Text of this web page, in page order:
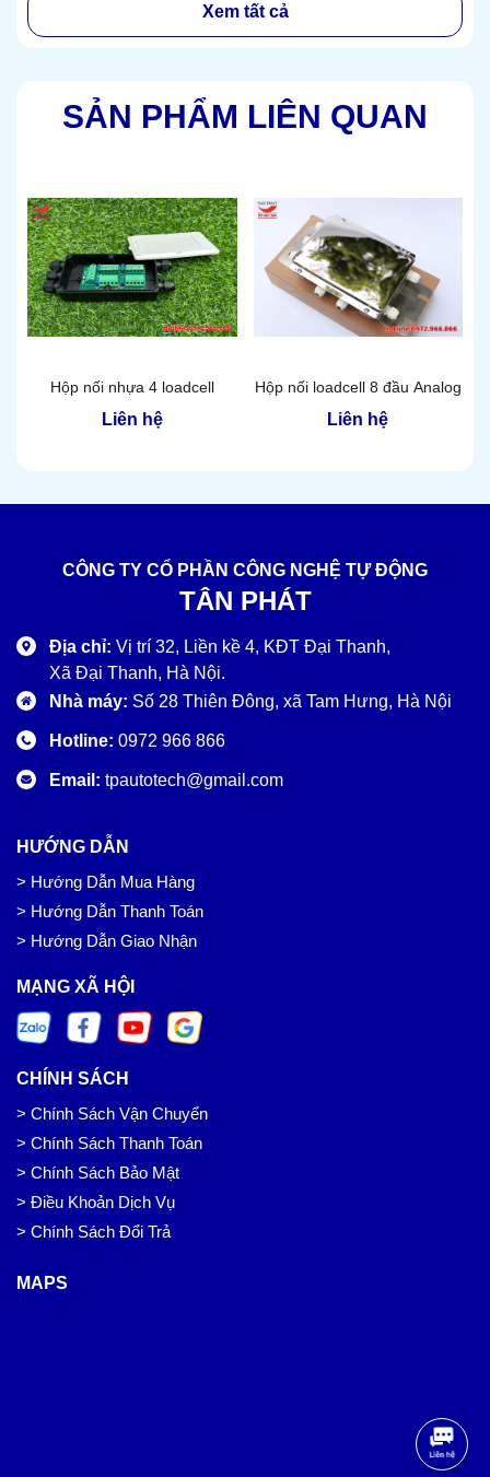
Xem tất cả
SẢN PHẨM LIÊN QUAN
Hộp nối nhựa 4 loadcell
Liên hệ
Hộp nối loadcell 8 đầu Analog
Liên hệ
CÔNG TY CỔ PHẦN CÔNG NGHỆ TỰ ĐỘNG
TÂN PHÁT
Địa chỉ: Vị trí 32, Liền kề 4, KĐT Đại Thanh,
Xã Đại Thanh, Hà Nội.
Nhà máy: Số 28 Thiên Đông, xã Tam Hưng, Hà Nội
Hotline: 0972 966 866
Email: tpautotech@gmail.com
HƯỚNG DẪN
> Hướng Dẫn Mua Hàng
> Hướng Dẫn Thanh Toán
> Hướng Dẫn Giao Nhận
MẠNG XÃ HỘI
CHÍNH SÁCH
> Chính Sách Vận Chuyển
> Chính Sách Thanh Toán
> Chính Sách Bảo Mật
> Điều Khoản Dịch Vụ
> Chính Sách Đổi Trả
MAPS